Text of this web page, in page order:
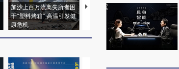
加沙上百万流离失所者困
于“塑料烤箱” 高温引发健
康危机
视线｜HYROX的吸金
术：是什么让中产们甘
心“花钱找虐”？
马航
毒品